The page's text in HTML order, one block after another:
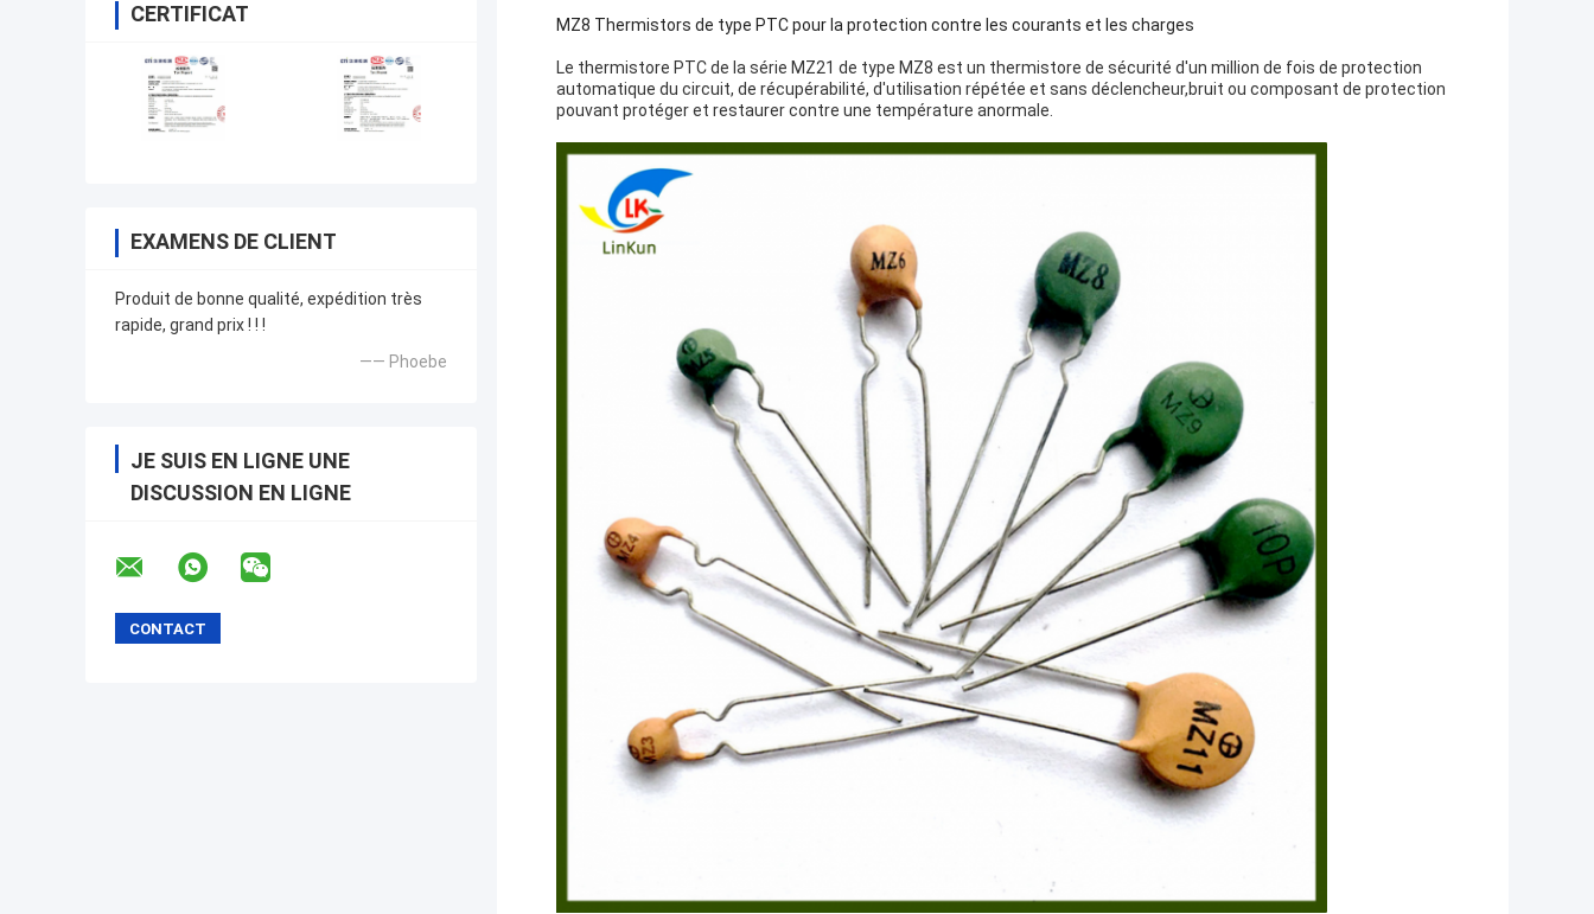
CERTIFICAT
EXAMENS DE CLIENT
Produit de bonne qualité, expédition très
rapide, grand prix ! ! !
—— Phoebe
JE SUIS EN LIGNE UNE
DISCUSSION EN LIGNE
MZ8 Thermistors de type PTC pour la protection contre les courants et les charges
Le thermistore PTC de la série MZ21 de type MZ8 est un thermistore de sécurité d'un million de fois de protection
automatique du circuit, de récupérabilité, d'utilisation répétée et sans déclencheur,bruit ou composant de protection
pouvant protéger et restaurer contre une température anormale.